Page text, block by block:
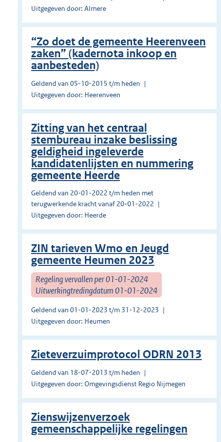
Uitgegeven door: Almere
“Zo doet de gemeente Heerenveen
zaken” (kadernota inkoop en
aanbesteden)
Geldend van 05-10-2015 t/m heden
Uitgegeven door: Heerenveen
Zitting van het centraal
stembureau inzake beslissing
geldigheid ingeleverde
kandidatenlijsten en nummering
gemeente Heerde
Geldend van 20-01-2022 t/m heden met
terugwerkende kracht vanaf 20-01-2022
Uitgegeven door: Heerde
ZIN tarieven Wmo en Jeugd
gemeente Heumen 2023
Regeling vervallen per 01-01-2024
Uitwerkingtredingdatum 01-01-2024
Geldend van 01-01-2023 t/m 31-12-2023
Uitgegeven door: Heumen
Zieteverzuimprotocol ODRN 2013
Geldend van 18-07-2013 t/m heden
Uitgegeven door: Omgevingsdienst Regio Nijmegen
Zienswijzenverzoek
gemeenschappelijke regelingen